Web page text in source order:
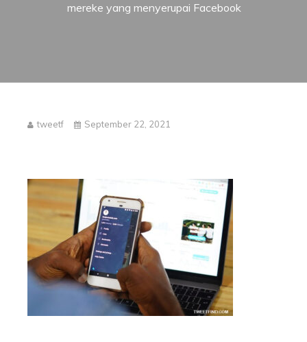
mereke yang menyerupai Facebook
tweetf September 22, 2021